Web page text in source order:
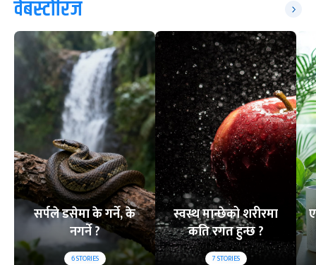
वेबस्टोरिज
सर्पले डसेमा के गर्ने, के
नगर्ने ?
6STORIES
स्वस्थ मान्छेको शरीरमा
कति रगत हुन्छ ?
7STORIES